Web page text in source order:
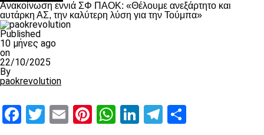
Ανακοίνωση εννιά ΣΦ ΠΑΟΚ: «Θέλουμε ανεξάρτητο και
αυτάρκη ΑΣ, την καλύτερη λύση για την Τούμπα»
Published
10 μήνες ago
on
22/10/2025
By
paokrevolution
Facebook
Twitter
EmailPinterest
WhatsApp
LinkedIn
Telegram